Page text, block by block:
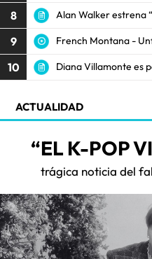
8 Alan Walker estrena
9 French Montana -
10 Diana Villamonte es
ACTUALIDAD
“EL K-POP
trágica noticia del